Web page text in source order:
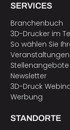
SERVICES
Branchenbuch
3D-Drucker im
So wählen Sie
Veranstaltungen
Stellenangebote
Newsletter
3D-Druck
Werbung
STANDORTE